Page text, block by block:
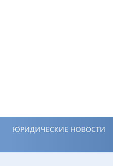
ЮРИДИЧЕСКИЕ НОВОСТИ